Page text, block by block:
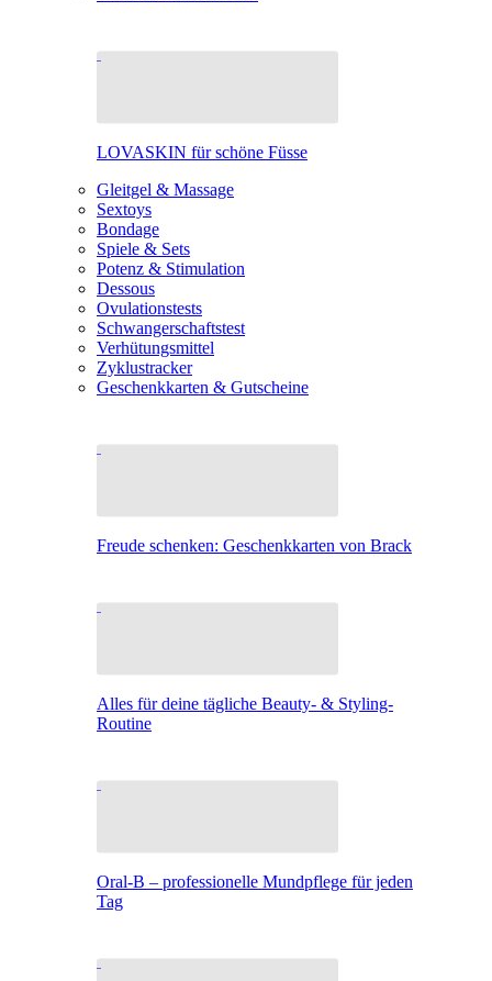
LOVASKIN für schöne Füsse
Gleitgel & Massage
Sextoys
Bondage
Spiele & Sets
Potenz & Stimulation
Dessous
Ovulationstests
Schwangerschaftstest
Verhütungsmittel
Zyklustracker
Geschenkkarten & Gutscheine
Freude schenken: Geschenkkarten von Brack
Alles für deine tägliche Beauty- & Styling-
Routine
Oral-B – professionelle Mundpflege für jeden
Tag